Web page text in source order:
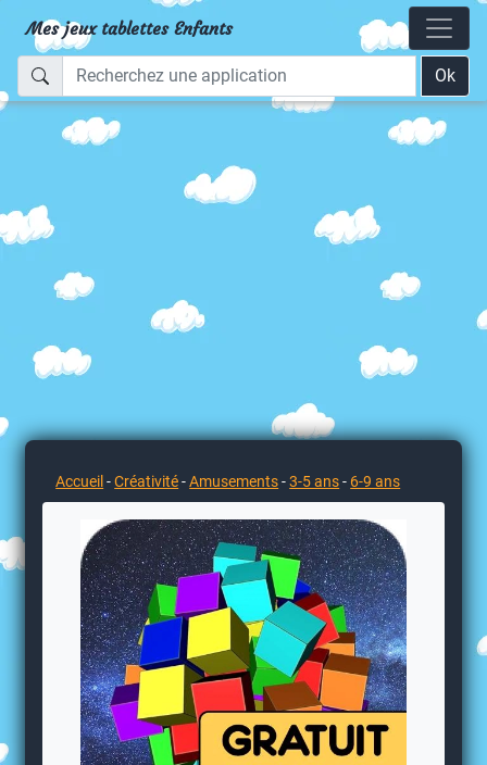
Mes jeux tablettes Enfants
Ok
Accueil -Créativité-Amusements-3-5 ans- 6-9 ans